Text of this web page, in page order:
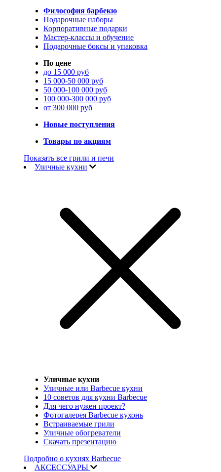
Философия барбекю
Подарочные наборы
Корпоративные подарки
Мастер-классы и обучение
Подарочные боксы и упаковка
По цене
до 15 000 руб
15 000-50 000 руб
50 000-100 000 руб
100 000-300 000 руб
от 300 000 руб
Новые поступления
Товары по акциям
Показать все грили и печи
Уличные кухни
Уличные кухни
Уличные или Barbecue кухни
10 советов для кухни Barbecue
Для чего нужен проект?
Фотогалерея Barbecue кухонь
Встраиваемые грили
Уличные обогреватели
Скачать презентацию
Подробно о кухнях Barbecue
АКСЕССУАРЫ